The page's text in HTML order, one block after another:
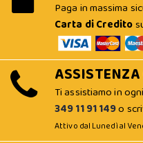
Paga in massima
Carta di Credito
Ti assistiamo in
349 11 91 149o
Attivo dal Lunedì al